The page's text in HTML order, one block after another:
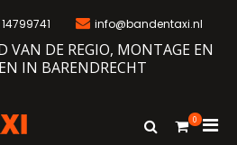
info@bandentaxi.nl
VAN DE REGIO, MONTAGE EN
IN BARENDRECHT
Bandengarage met eigen webshop
Toon
0